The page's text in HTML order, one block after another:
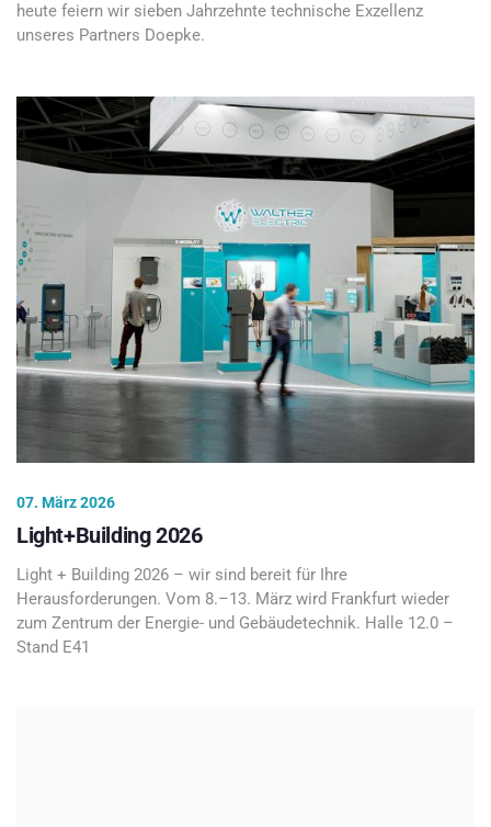
heute feiern wir sieben Jahrzehnte technische Exzellenz
unseres Partners Doepke.
07. März 2026
Light+Building 2026
Light + Building 2026 – wir sind bereit für Ihre
Herausforderungen. Vom 8.–13. März wird Frankfurt wieder
zum Zentrum der Energie- und Gebäudetechnik. Halle 12.0 –
Stand E41